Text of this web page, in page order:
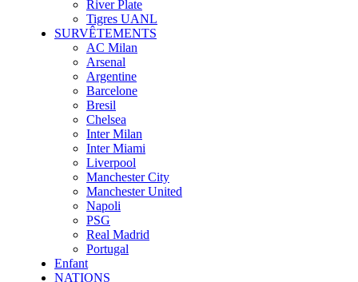
River Plate
Tigres UANL
SURVÊTEMENTS
AC Milan
Arsenal
Argentine
Barcelone
Bresil
Chelsea
Inter Milan
Inter Miami
Liverpool
Manchester City
Manchester United
Napoli
PSG
Real Madrid
Portugal
Enfant
NATIONS